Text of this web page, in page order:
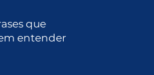
que
entender